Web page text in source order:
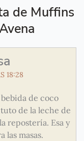
de Muffins
18:28
de coco
de la leche de
repostería. Esa y
las masas.